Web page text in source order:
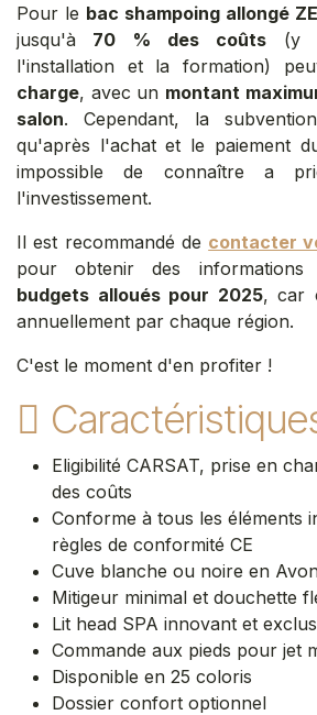
Pour le bac shampoing allongé
jusqu'à 70 % des coûts (y
l'installation et la formation)
charge, avec un montant
salon. Cependant, la
qu'après l'achat et le paiement
impossible de connaître a
l'investissement.
Il est recommandé de contacter
pour obtenir des
budgets alloués pour 2025, car
annuellement par chaque région.
C'est le moment d'en profiter !
Eligibilité CARSAT, prise en
des coûts
Conforme à tous les éléments
règles de conformité CE
Cuve blanche ou noire en
Mitigeur minimal et douchette
Lit head SPA innovant et
Commande aux pieds pour jet
Disponible en 25 coloris
Dossier confort optionnel